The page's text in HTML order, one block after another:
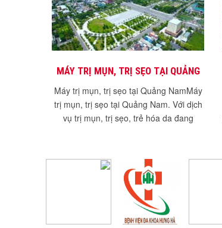
MÁY TRỊ MỤN, TRỊ SẸO TẠI QUẢNG
NAM
Máy trị mụn, trị sẹo tại Quảng NamMáy
trị mụn, trị sẹo tại Quảng Nam. Với dịch
vụ trị mụn, trị sẹo, trẻ hóa da đang